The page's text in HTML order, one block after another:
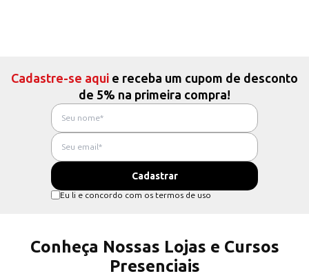
Cadastre-se aqui e receba um cupom de desconto
de 5% na primeira compra!
Eu li e concordo com os termos de uso
Conheça Nossas Lojas e Cursos
Presenciais